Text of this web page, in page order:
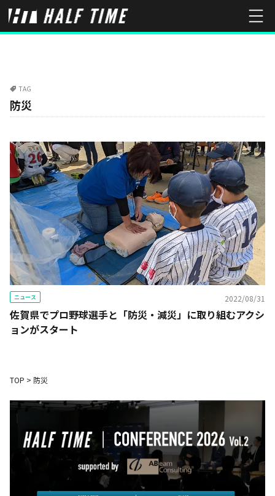
TAG
防災
ニュース 2022/08/31
佐賀県でプロ野球選手と「防災・減災」に取り組むアクシ
ョンがスタート
TOP > 防災